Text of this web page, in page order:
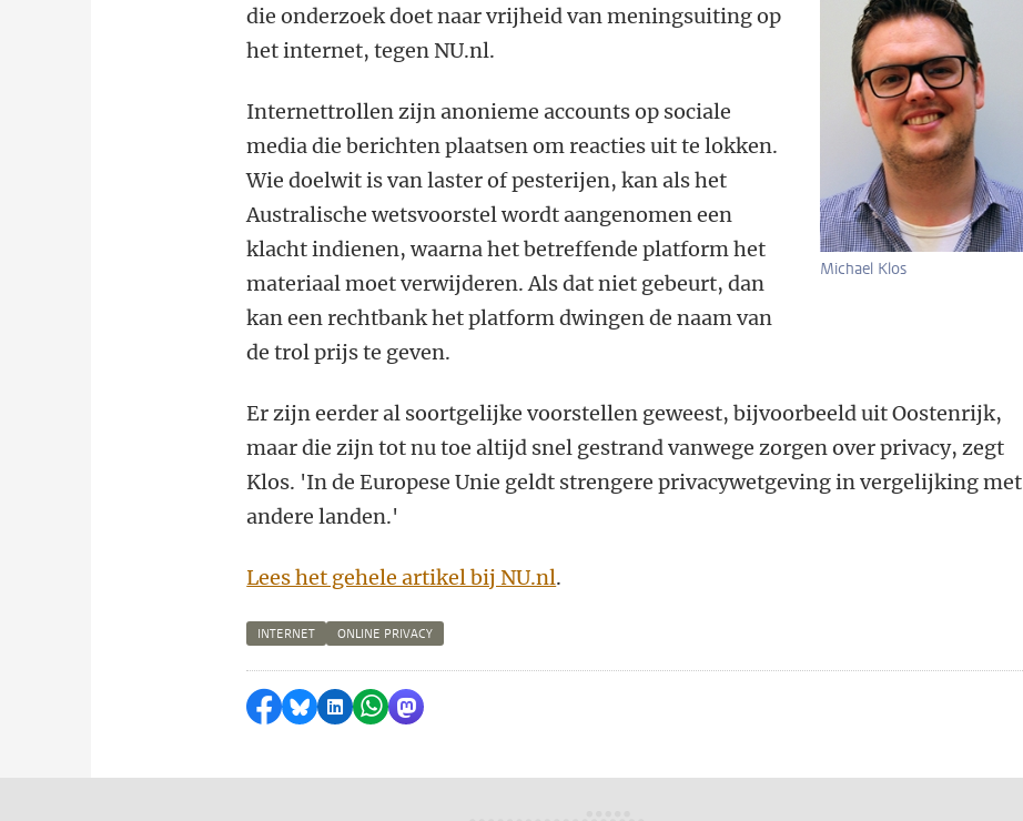
Michael Klos
die onderzoek doet naar vrijheid van meningsuiting op
het internet, tegen NU.nl.
Internettrollen zijn anonieme accounts op sociale
media die berichten plaatsen om reacties uit te lokken.
Wie doelwit is van laster of pesterijen, kan als het
Australische wetsvoorstel wordt aangenomen een
klacht indienen, waarna het betreffende platform het
materiaal moet verwijderen. Als dat niet gebeurt, dan
kan een rechtbank het platform dwingen de naam van
de trol prijs te geven.
Er zijn eerder al soortgelijke voorstellen geweest, bijvoorbeeld uit Oostenrijk,
maar die zijn tot nu toe altijd snel gestrand vanwege zorgen over privacy, zegt
Klos. 'In de Europese Unie geldt strengere privacywetgeving in vergelijking met
andere landen.'
Lees het gehele artikel bij NU.nl.
INTERNET ONLINE PRIVACY
Delen op Facebook
Delen via Bluesky
Delen op LinkedIn
Delen via WhatsApp
Delen via Mastodon